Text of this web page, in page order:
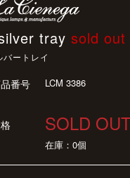
tray sold out
バートレイ
番号 LCM 3386
SOLD
在庫：0個